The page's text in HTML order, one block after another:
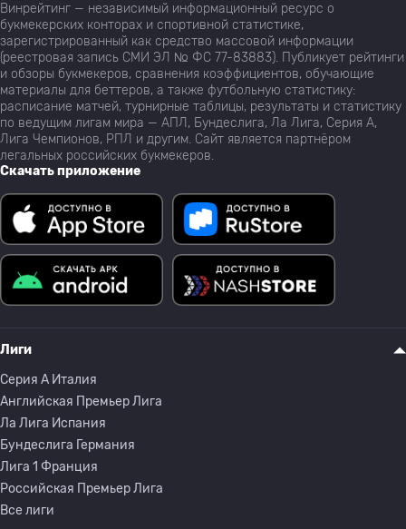
Винрейтинг — независимый информационный ресурс о
букмекерских конторах и спортивной статистике,
зарегистрированный как средство массовой информации
(реестровая запись СМИ ЭЛ № ФС 77-83883). Публикует рейтинги
и обзоры букмекеров, сравнения коэффициентов, обучающие
материалы для беттеров, а также футбольную статистику:
расписание матчей, турнирные таблицы, результаты и статистику
по ведущим лигам мира — АПЛ, Бундеслига, Ла Лига, Серия А,
Лига Чемпионов, РПЛ и другим. Сайт является партнёром
легальных российских букмекеров.
Скачать приложение
Лиги
Серия A Италия
Английская Премьер Лига
Ла Лига Испания
Бундеслига Германия
Лига 1 Франция
Российская Премьер Лига
Все лиги